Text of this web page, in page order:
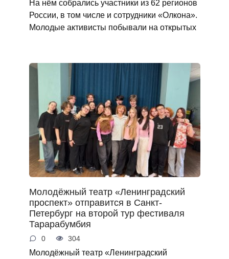
На нём собрались участники из 62 регионов
России, в том числе и сотрудники «Олкона».
Молодые активисты побывали на открытых
Молодёжный театр «Ленинградский
проспект» отправится в Санкт-
Петербург на второй тур фестиваля
Тарарабумбия
0 304
Молодёжный театр «Ленинградский